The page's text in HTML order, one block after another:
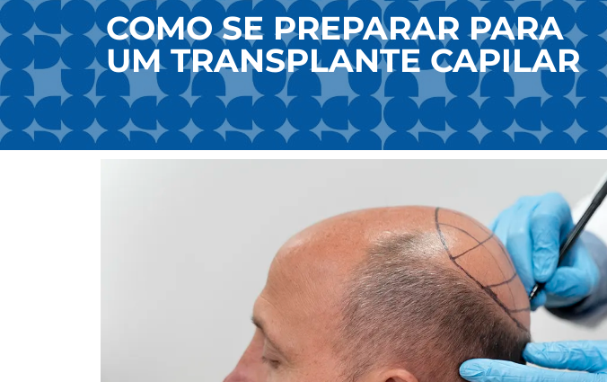
COMO SE PREPARAR PARA
UM TRANSPLANTE CAPILAR